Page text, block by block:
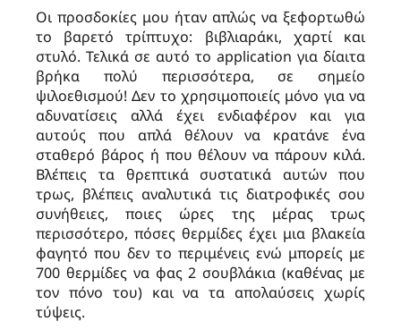
Οι προσδοκίες μου ήταν απλώς να ξεφορτωθώ
το βαρετό τρίπτυχο: βιβλιαράκι, χαρτί και
στυλό. Τελικά σε αυτό το application για δίαιτα
βρήκα πολύ περισσότερα, σε σημείο
ψιλοεθισμού! Δεν το χρησιμοποιείς μόνο για να
αδυνατίσεις αλλά έχει ενδιαφέρον και για
αυτούς που απλά θέλουν να κρατάνε ένα
σταθερό βάρος ή που θέλουν να πάρουν κιλά.
Βλέπεις τα θρεπτικά συστατικά αυτών που
τρως, βλέπεις αναλυτικά τις διατροφικές σου
συνήθειες, ποιες ώρες της μέρας τρως
περισσότερο, πόσες θερμίδες έχει μια βλακεία
φαγητό που δεν το περιμένεις ενώ μπορείς με
700 θερμίδες να φας 2 σουβλάκια (καθένας με
τον πόνο του) και να τα απολαύσεις χωρίς
τύψεις.